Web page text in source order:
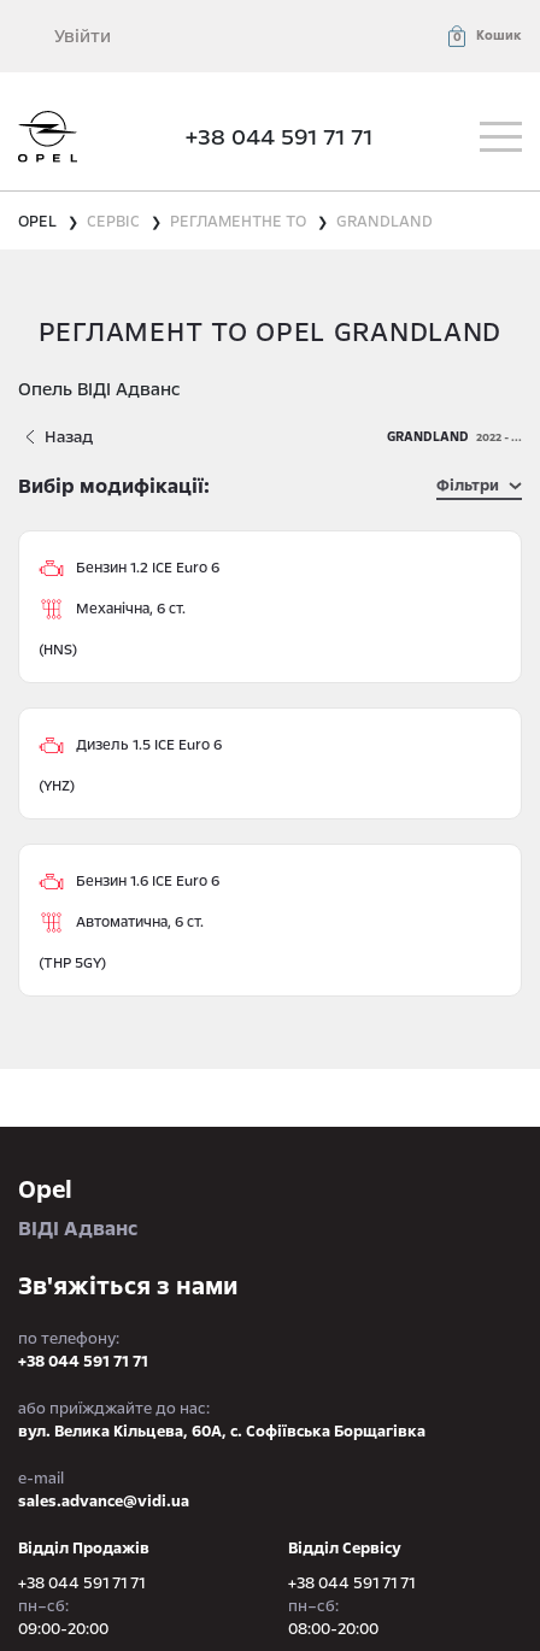
Увійти 0 Кошик
+38 044 591 71 71
OPEL ❯ СЕРВІС ❯ РЕГЛАМЕНТНЕ ТО ❯ GRANDLAND
РЕГЛАМЕНТ ТО OPEL GRANDLAND
Опель ВІДІ Адванс
Назад GRANDLAND 2022 - ...
Вибір модифікації: Фільтри
Бензин 1.2 ICE Euro 6
Механічна, 6 ст.
(HNS)
Дизель 1.5 ICE Euro 6
(YHZ)
Бензин 1.6 ICE Euro 6
Автоматична, 6 ст.
(THP 5GY)
Opel
ВІДІ Адванс
Зв'яжіться з нами
по телефону:
+38 044 591 71 71
або приїжджайте до нас:
вул. Велика Кільцева, 60А, с. Софіївська Борщагівка
e-mail
sales.advance@vidi.ua
Відділ Продажів
+38 044 591 71 71
пн–сб:
09:00-20:00
Відділ Сервісу
+38 044 591 71 71
пн–сб:
08:00-20:00